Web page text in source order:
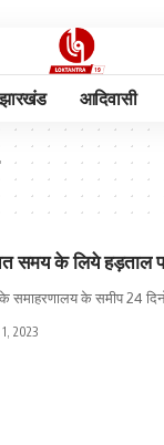
आदिवासी
समय के लिये
के समीप 24
1, 2023